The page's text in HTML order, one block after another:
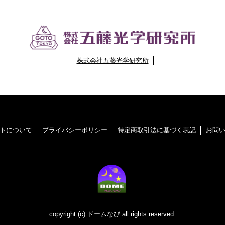
株式会社五藤光学研究所
について プライバシーポリシー 特定商取引法に基づく表記 お問
copyright (c) ドームなび all rights reserved.